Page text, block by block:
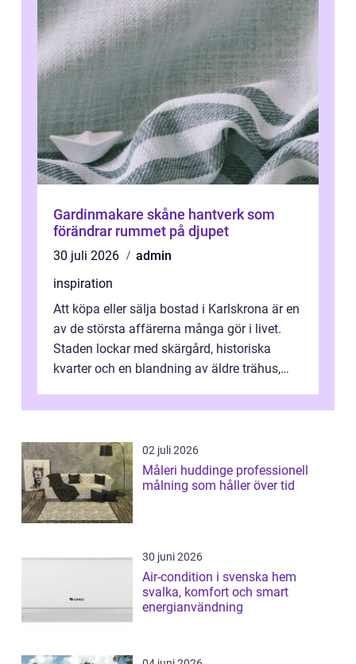
Gardinmakare skåne hantverk som
förändrar rummet på djupet
30 juli 2026
admin
inspiration
Att köpa eller sälja bostad i Karlskrona är en
av de största affärerna många gör i livet.
Staden lockar med skärgård, historiska
kvarter och en blandning av äldre trähus,
02 juli 2026
Måleri huddinge professionell
målning som håller över tid
30 juni 2026
Air-condition i svenska hem
svalka, komfort och smart
energianvändning